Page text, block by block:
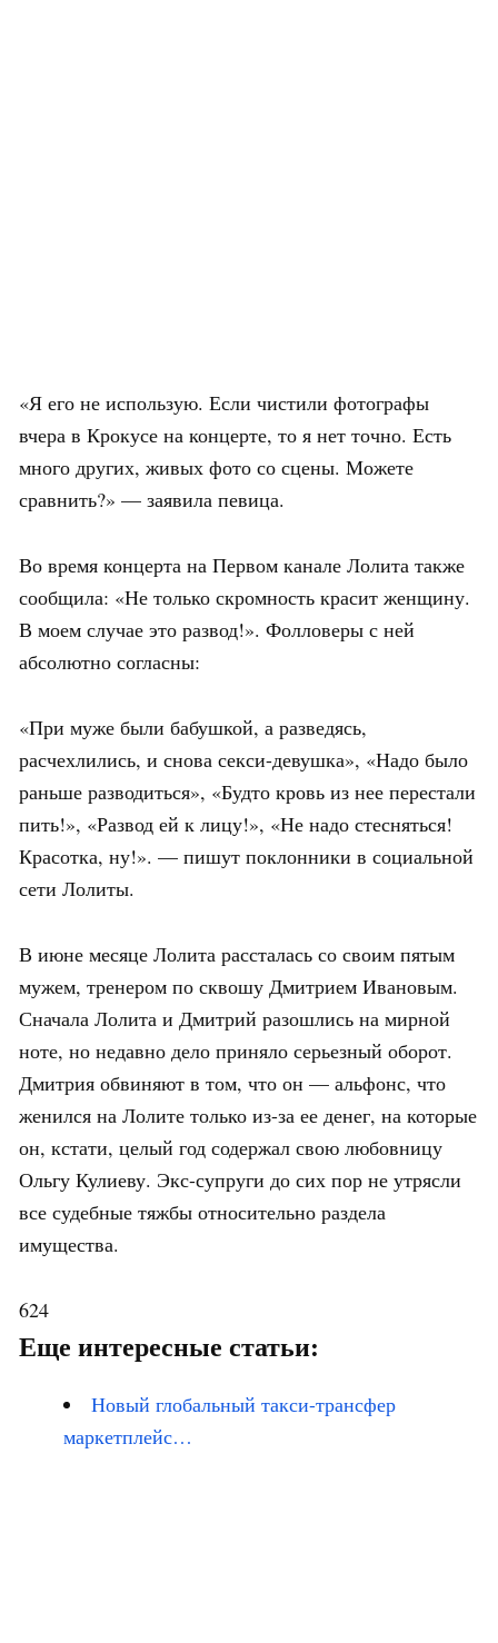
«Я его не использую. Если чистили фотографы
вчера в Крокусе на концерте, то я нет точно. Есть
много других, живых фото со сцены. Можете
сравнить?» — заявила певица.
Во время концерта на Первом канале Лолита также
сообщила: «Не только скромность красит женщину.
В моем случае это развод!». Фолловеры с ней
абсолютно согласны:
«При муже были бабушкой, а разведясь,
расчехлились, и снова секси-девушка», «Надо было
раньше разводиться», «Будто кровь из нее перестали
пить!», «Развод ей к лицу!», «Не надо стесняться!
Красотка, ну!». — пишут поклонники в социальной
сети Лолиты.
В июне месяце Лолита рассталась со своим пятым
мужем, тренером по сквошу Дмитрием Ивановым.
Сначала Лолита и Дмитрий разошлись на мирной
ноте, но недавно дело приняло серьезный оборот.
Дмитрия обвиняют в том, что он — альфонс, что
женился на Лолите только из-за ее денег, на которые
он, кстати, целый год содержал свою любовницу
Ольгу Кулиеву. Экс-супруги до сих пор не утрясли
все судебные тяжбы относительно раздела
имущества.
624
Еще интересные статьи:
Новый глобальный такси-трансфер
маркетплейс…